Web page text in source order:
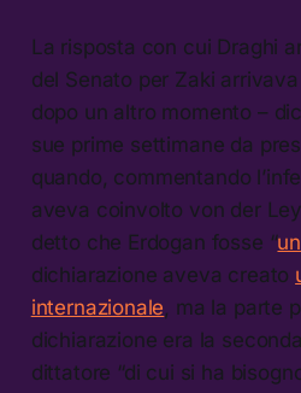
La risposta con cui Draghi
del Senato per Zaki
dopo un altro momento –
sue prime settimane da
quando, commentando
aveva coinvolto von der
detto che Erdogan fosse “
dichiarazione aveva creato
internazionale, ma la parte
dichiarazione era la
dittatore “di cui si ha